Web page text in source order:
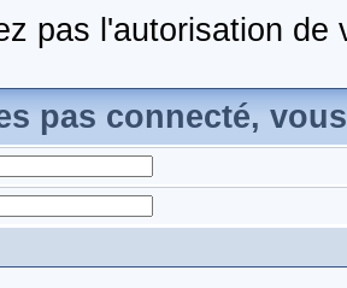
pas l'autorisation de
pas connecté,